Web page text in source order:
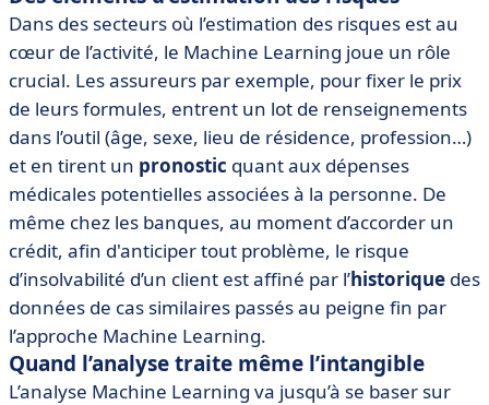
Dans des secteurs où l’estimation des risques est au
cœur de l’activité, le Machine Learning joue un rôle
crucial. Les assureurs par exemple, pour fixer le prix
de leurs formules, entrent un lot de renseignements
dans l’outil (âge, sexe, lieu de résidence, profession…)
et en tirent un pronostic quant aux dépenses
médicales potentielles associées à la personne. De
même chez les banques, au moment d’accorder un
crédit, afin d'anticiper tout problème, le risque
d’insolvabilité d’un client est affiné par l’historique des
données de cas similaires passés au peigne fin par
l’approche Machine Learning.
Quand l’analyse traite même l’intangible
L’analyse Machine Learning va jusqu’à se baser sur